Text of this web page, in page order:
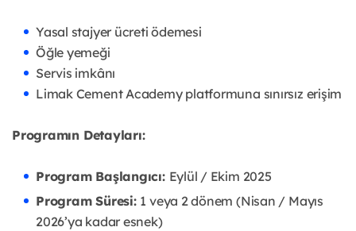
Yasal stajyer ücreti ödemesi
Öğle yemeği
Servis imkânı
Limak Cement Academy platformuna sınırsız erişim
Programın Detayları:
Program Başlangıcı: Eylül / Ekim 2025
Program Süresi: 1 veya 2 dönem (Nisan / Mayıs
2026’ya kadar esnek)